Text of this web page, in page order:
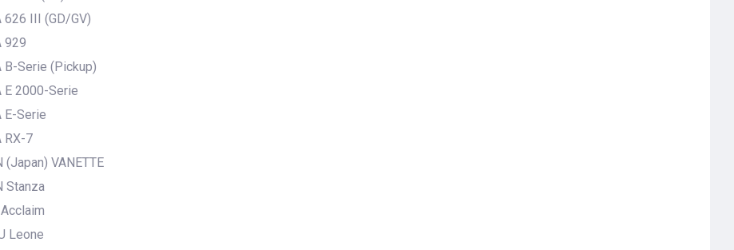
626 III (GD/GV)
929
B-Serie (Pickup)
E 2000-Serie
E-Serie
RX-7
(Japan) VANETTE
Stanza
Leone